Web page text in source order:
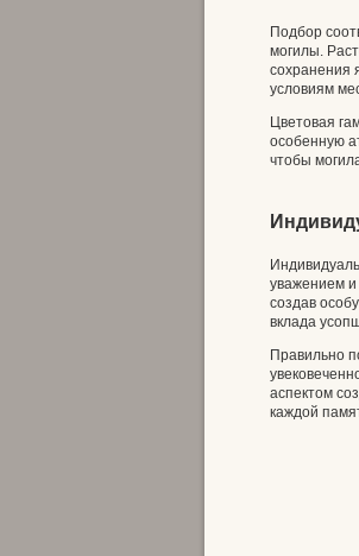
Подбор
могилы.
сохранения
условиям
Цветовая
особенную
чтобы
уважением и
создав
вклада
Правильно
аспектом
каждой